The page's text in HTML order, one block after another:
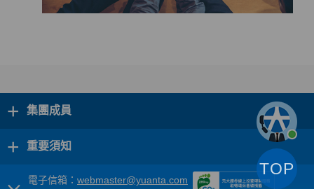
+ 集團成員
+ 重要須知
電子信箱： webmaster@yuanta.com
TOP